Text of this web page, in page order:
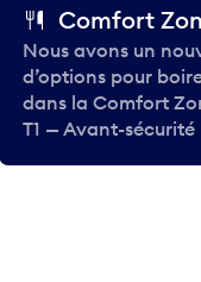
Comfort
Nous avons un
d’options pour
dans la Comfort
T1 — Avant-sécurité